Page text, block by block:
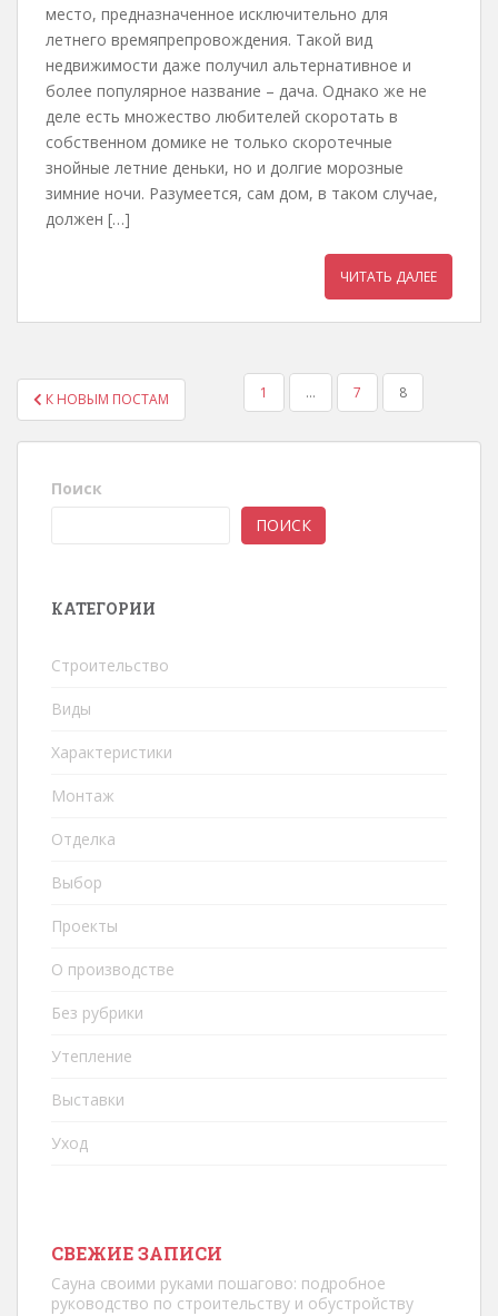
место, предназначенное исключительно для
летнего времяпрепровождения. Такой вид
недвижимости даже получил альтернативное и
более популярное название – дача. Однако же не
деле есть множество любителей скоротать в
собственном домике не только скоротечные
знойные летние деньки, но и долгие морозные
зимние ночи. Разумеется, сам дом, в таком случае,
должен […]
ЧИТАТЬ ДАЛЕЕ
ПАГИНАЦИЯ ЗАПИСЕЙ
К НОВЫМ ПОСТАМ 1 … 7 8
Поиск
ПОИСК
КАТЕГОРИИ
Строительство
Виды
Характеристики
Монтаж
Отделка
Выбор
Проекты
О производстве
Без рубрики
Утепление
Выставки
Уход
СВЕЖИЕ ЗАПИСИ
Сауна своими руками пошагово: подробное
руководство по строительству и обустройству